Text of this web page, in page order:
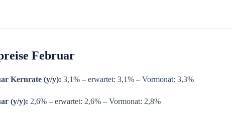
Februar
Kernrate (y/y): 3,1% – erwartet: 3,1% – Vormonat: 3,3%
(y/y): 2,6% – erwartet: 2,6% – Vormonat: 2,8%